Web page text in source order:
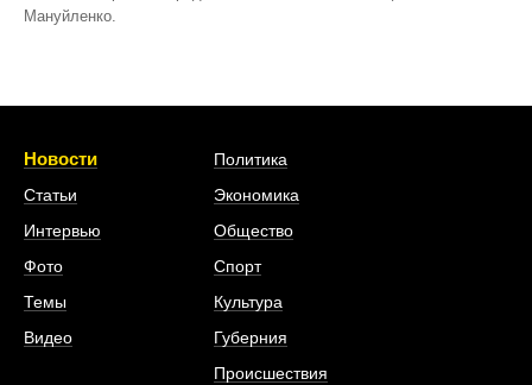
Мануйленко.
Новости
Статьи
Интервью
Фото
Темы
Видео
Политика
Экономика
Общество
Спорт
Культура
Губерния
Происшествия